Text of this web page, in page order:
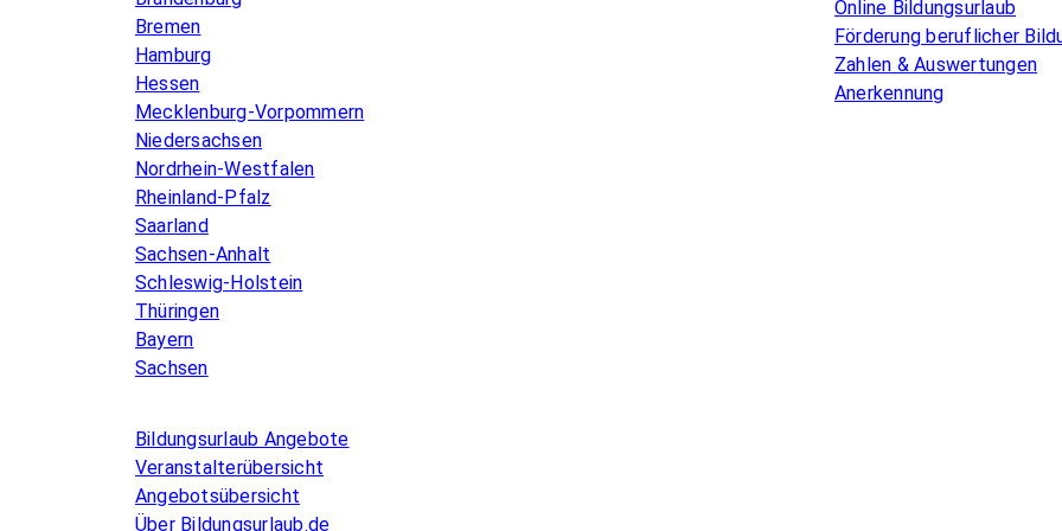
Bremen
Hamburg
Hessen
Mecklenburg-Vorpommern
Niedersachsen
Nordrhein-Westfalen
Rheinland-Pfalz
Saarland
Sachsen-Anhalt
Schleswig-Holstein
Thüringen
Bayern
Sachsen
Online Bildungsurlaub
Förderung beruflicher
Zahlen & Auswertungen
Anerkennung
Bildungsurlaub Angebote
Veranstalterübersicht
Angebotsübersicht
Über Bildungsurlaub.de